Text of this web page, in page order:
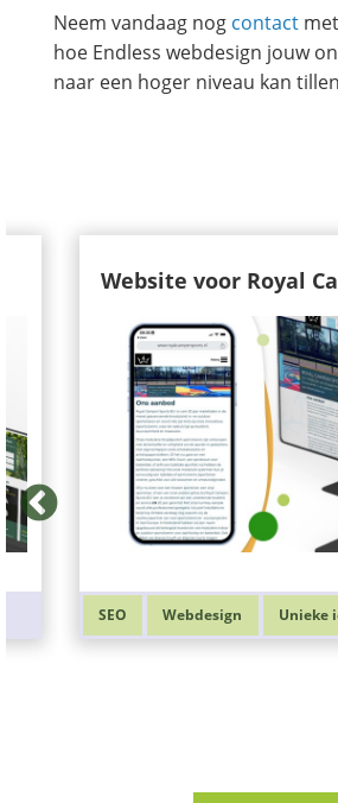
Neem vandaag nog contact
hoe Endless webdesign jouw
naar een hoger niveau kan
Website voor Royal
SEO Webdesign Unieke